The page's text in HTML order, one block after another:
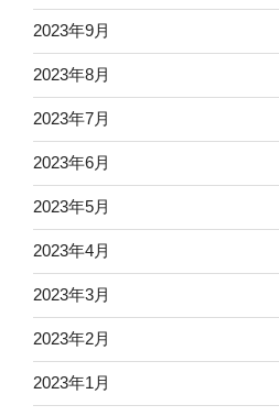
2023年9月
2023年8月
2023年7月
2023年6月
2023年5月
2023年4月
2023年3月
2023年2月
2023年1月